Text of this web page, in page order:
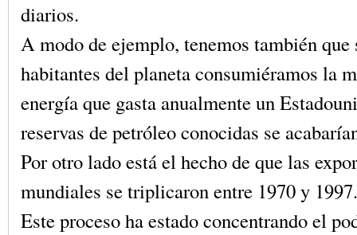
diarios.
A modo de ejemplo, tenemos también
habitantes del planeta consumiéramos la
energía que gasta anualmente un
reservas de petróleo conocidas se
Por otro lado está el hecho de que las
mundiales se triplicaron entre 1970 y 1997.
Este proceso ha estado concentrando el